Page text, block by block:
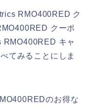
RMO400RED ク
クーポ
キャ
てみることにしま
のお得な